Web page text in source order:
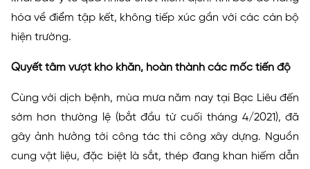
hóa về điểm tập kết, không tiếp xúc gần với các cán bộ
hiện trường.
Quyết tâm vượt khó khăn, hoàn thành các mốc tiến độ
Cùng với dịch bệnh, mùa mưa năm nay tại Bạc Liêu đến
sớm hơn thường lệ (bắt đầu từ cuối tháng 4/2021), đã
gây ảnh hưởng tới công tác thi công xây dựng. Nguồn
cung vật liệu, đặc biệt là sắt, thép đang khan hiếm dẫn